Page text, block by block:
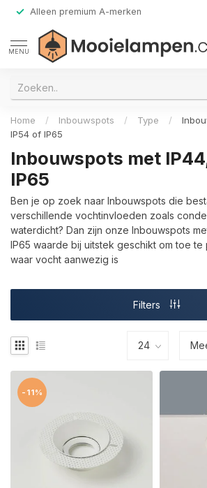
Alleen premium A-merken
MENU
Home / Inbouwspots / Type /
IP54 of IP65
Inbouwspots met
IP65
Ben je op zoek naar Inbouwspots die
verschillende vochtinvloeden zoals
waterdicht? Dan zijn onze Inbouwspots
IP65 waarde bij uitstek geschikt om toe te
waar vocht aanwezig is
Filters
-11%